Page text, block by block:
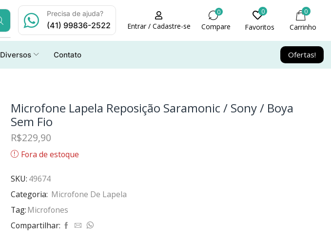
Precisa de ajuda?
(41) 99836-2522 Entrar / Cadastre-se
0
Compare
0
Favoritos
0
Carrinho
Diversos Contato Ofertas!
Microfone Lapela Reposição Saramonic / Sony / Boya
Sem Fio
R$229,90
Fora de estoque
SKU: 49674
Categoria: Microfone De Lapela
Tag:Microfones
Compartilhar: